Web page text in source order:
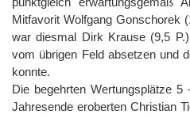
Mitfavorit Wolfgang Gonschorek
war diesmal Dirk Krause (9,5
vom übrigen Feld absetzen und
konnte.
Die begehrten Wertungsplätze
Jahresende eroberten Christian